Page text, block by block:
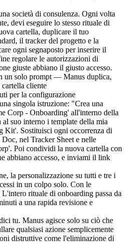
società di consulenza. Ogni volta
devi eseguire lo stesso rituale di
cartella, duplicare il tuo
il tracker del progetto e la
ogni segnaposto per inserire il
regolare le autorizzazioni di
giuste abbiano il giusto accesso.
per la configurazione
singola istruzione: "Crea una
Corp - Onboarding' all'interno della
suo interno i template della mia
Kit'. Sostituisci ogni occorrenza di
nel Tracker Sheet e nelle
Poi condividi la nuova cartella con
abbiano accesso, e inviami il link
la personalizzazione su tutti e tre i
in un colpo solo. Con le
rituale di onboarding passa da
a una rapida revisione e
tu. Manus agisce solo su ciò che
qualsiasi azione semplicemente
distruttive come l'eliminazione di